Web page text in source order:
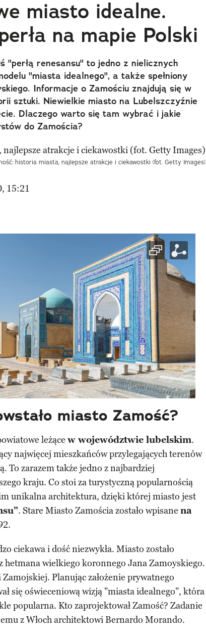
miasto idealne.
na mapie Polski
"perłą renesansu" to jedno z nielicznych
"miasta idealnego", a także spełniony
Informacje o Zamościu znajdują się w
sztuki. Niewielkie miasto na Lubelszczyźnie
Dlaczego warto się tam wybrać i jakie
do Zamościa?
historia miasta, najlepsze atrakcje i ciekawostki (fot. Getty Images)
15:21
miasto Zamość?
leżące w województwie lubelskim.
najwięcej mieszkańców przylegających terenów
To zarazem także jedno z najbardziej
kraju. Co stoi za turystyczną popularnością
unikalna architektura, dzięki której miasto jest
. Stare Miasto Zamościa zostało wpisane na
ciekawa i dość niezwykła. Miasto zostało
hetmana wielkiego koronnego Jana Zamoyskiego.
Planując założenie prywatnego
się oświeceniową wizją "miasta idealnego", która
popularna. Kto zaprojektował Zamość? Zadanie
z Włoch architektowi Bernardo Morando.